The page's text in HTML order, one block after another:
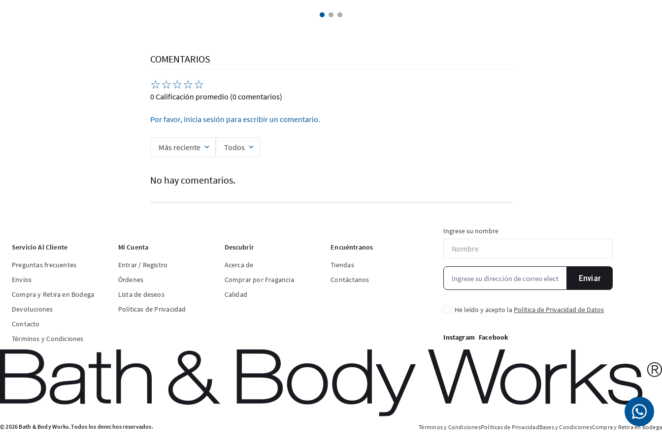
COMENTARIOS
☆☆☆☆☆
0 Calificación promedio (0 comentarios)
Por favor, inicia sesión para escribir un comentario.
Más reciente Todos
No hay comentarios.
Servicio Al Cliente
Preguntas frecuentes
Envíos
Compra y Retira en Bodega
Devoluciones
Contacto
Términos y Condiciones
Mi Cuenta
Entrar / Registro
Órdenes
Lista de deseos
Políticas de Privacidad
Descubrir
Acerca de
Comprar por Fragancia
Calidad
Encuéntranos
Tiendas
Contáctanos
Ingrese su nombre
Enviar
He leído y acepto la Política de Privacidad de Datos
© 2026 Bath & Body Works. Todos los derechos reservados. Términos y CondicionesPolíticas de PrivacidadBases y CondicionesCompra y Retira en Bodega